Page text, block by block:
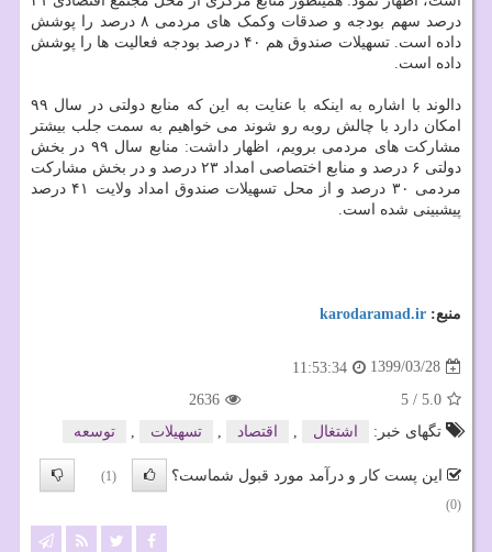
درصد سهم بودجه و صدقات وکمک های مردمی ۸ درصد را پوشش
داده است. تسهیلات صندوق هم ۴۰ درصد بودجه فعالیت ها را پوشش
داده است.
دالوند با اشاره به اینکه با عنایت به این که منابع دولتی در سال ۹۹
امکان دارد با چالش روبه رو شوند می خواهیم به سمت جلب بیشتر
مشارکت های مردمی برویم، اظهار داشت: منابع سال ۹۹ در بخش
دولتی ۶ درصد و منابع اختصاصی امداد ۲۳ درصد و در بخش مشارکت
مردمی ۳۰ درصد و از محل تسهیلات صندوق امداد ولایت ۴۱ درصد
پیشبینی شده است.
منبع: karodaramad.ir
1399/03/28
11:53:34
5.0
/
5
2636
تگهای خبر:
اشتغال , اقتصاد , تسهیلات , توسعه
این پست کار و درآمد مورد قبول شماست؟
(1)
(0)